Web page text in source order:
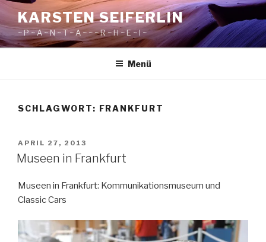
Zum
Inhalt
springen
KARSTEN SEIFERLIN
~ P ~ A ~ N ~ T ~ A ~ ~ ~ R ~ H ~ E ~ I ~
Menü
SCHLAGWORT: FRANKFURT
VERÖFFENTLICHT
AM
APRIL 27, 2013
Museen in Frankfurt
Museen in Frankfurt: Kommunikationsmuseum und
Classic Cars